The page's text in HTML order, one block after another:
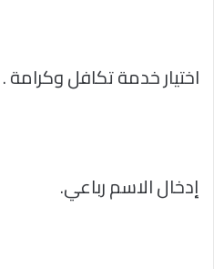
اختيار خدمة تكافل وكرامة .
إدخال الاسم رباعي.